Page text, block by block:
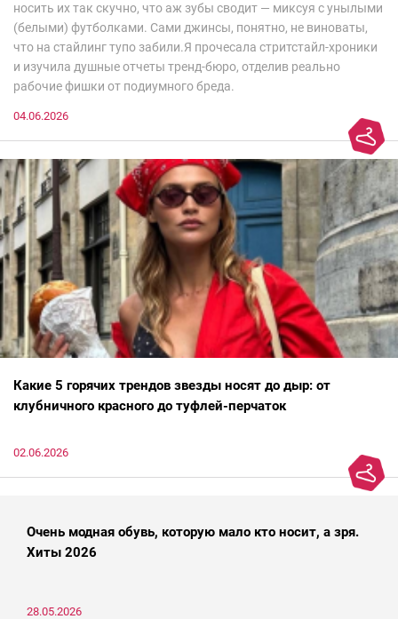
носить их так скучно, что аж зубы сводит — миксуя с унылыми
(белыми) футболками. Сами джинсы, понятно, не виноваты,
что на стайлинг тупо забили.Я прочесала стритстайл-хроники
и изучила душные отчеты тренд-бюро, отделив реально
рабочие фишки от подиумного бреда.
04.06.2026
Какие 5 горячих трендов звезды носят до дыр: от
клубничного красного до туфлей-перчаток
02.06.2026
Очень модная обувь, которую мало кто носит, а зря.
Хиты 2026
28.05.2026